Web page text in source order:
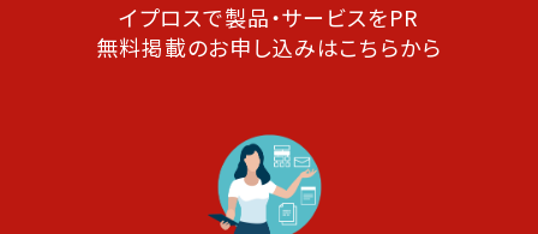
イプロスで製品・サービスをPR
無料掲載のお申し込みはこちらから